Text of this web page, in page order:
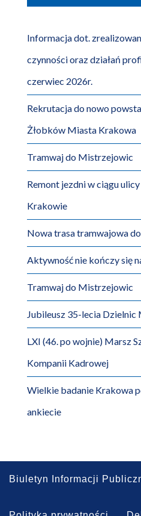
Informacja dot.
czynności oraz działań
czerwiec 2026r.
Rekrutacja do nowo
Żłobków Miasta Krakowa
Tramwaj do Mistrzejowic
Remont jezdni w ciągu
Krakowie
Nowa trasa tramwajowa
Aktywność nie kończy się
Tramwaj do Mistrzejowic
Jubileusz 35-lecia
LXI (46. po wojnie) Marsz
Kompanii Kadrowej
Wielkie badanie Krakowa
ankiecie
Biuletyn Informacji